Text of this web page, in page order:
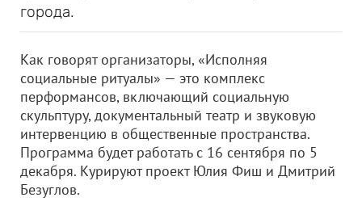
города.
Как говорят организаторы, «Исполняя
социальные ритуалы» — это комплекс
перформансов, включающий социальную
скульптуру, документальный театр и звуковую
интервенцию в общественные пространства.
Программа будет работать с 16 сентября по 5
декабря. Курируют проект Юлия Фиш и Дмитрий
Безуглов.